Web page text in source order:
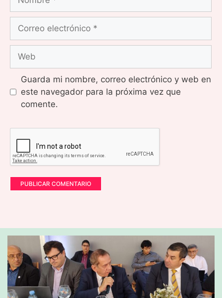
electrónico
Guarda mi nombre, correo electrónico y web en
este navegador para la próxima vez que
comente.